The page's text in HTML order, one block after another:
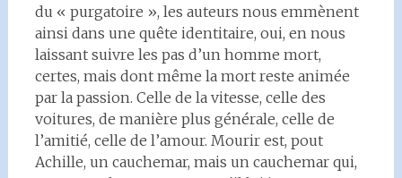
du « purgatoire », les auteurs nous emmènent
ainsi dans une quête identitaire, oui, en nous
laissant suivre les pas d’un homme mort,
certes, mais dont même la mort reste animée
par la passion. Celle de la vitesse, celle des
voitures, de manière plus générale, celle de
l’amitié, celle de l’amour. Mourir est, pout
Achille, un cauchemar, mais un cauchemar qui,